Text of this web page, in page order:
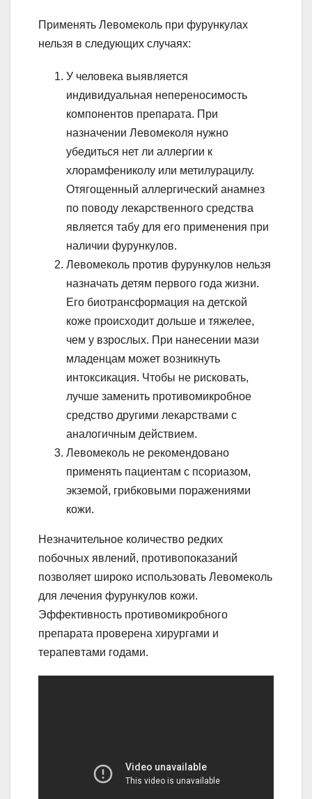
Применять Левомеколь при фурункулах
нельзя в следующих случаях:
У человека выявляется
индивидуальная непереносимость
компонентов препарата. При
назначении Левомеколя нужно
убедиться нет ли аллергии к
хлорамфениколу или метилурацилу.
Отягощенный аллергический анамнез
по поводу лекарственного средства
является табу для его применения при
наличии фурункулов.
Левомеколь против фурункулов нельзя
назначать детям первого года жизни.
Его биотрансформация на детской
коже происходит дольше и тяжелее,
чем у взрослых. При нанесении мази
младенцам может возникнуть
интоксикация. Чтобы не рисковать,
лучше заменить противомикробное
средство другими лекарствами с
аналогичным действием.
Левомеколь не рекомендовано
применять пациентам с псориазом,
экземой, грибковыми поражениями
кожи.
Незначительное количество редких
побочных явлений, противопоказаний
позволяет широко использовать Левомеколь
для лечения фурункулов кожи.
Эффективность противомикробного
препарата проверена хирургами и
терапевтами годами.